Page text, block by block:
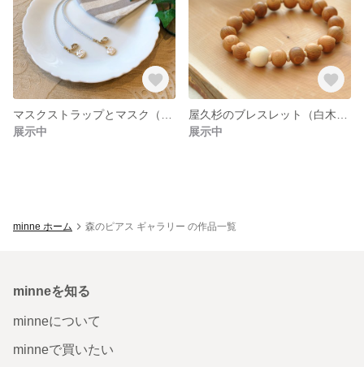
展示中
展示中
minne ホーム 森のピアス ギャラリー の作品一覧
minneを知る
minneについて
minneで買いたい